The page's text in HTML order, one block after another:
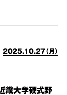
2025.10.27（月）
畿大学硬式野